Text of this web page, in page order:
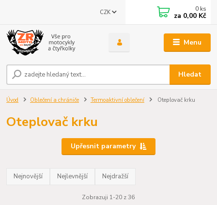
Menu
CZK
Hledat
0 ks
za 0,00 Kč
Úvod Oblečení a chrániče Termoaktivní oblečení Oteplovač krku
Oteplovač krku
Upřesnit parametry
Nejnovější Nejlevnější Nejdražší
Zobrazuji 1-20 z 36